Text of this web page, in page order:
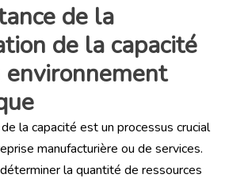
de la
de la capacité
environnement
la capacité est un processus crucial
manufacturière ou de services.
la quantité de ressources